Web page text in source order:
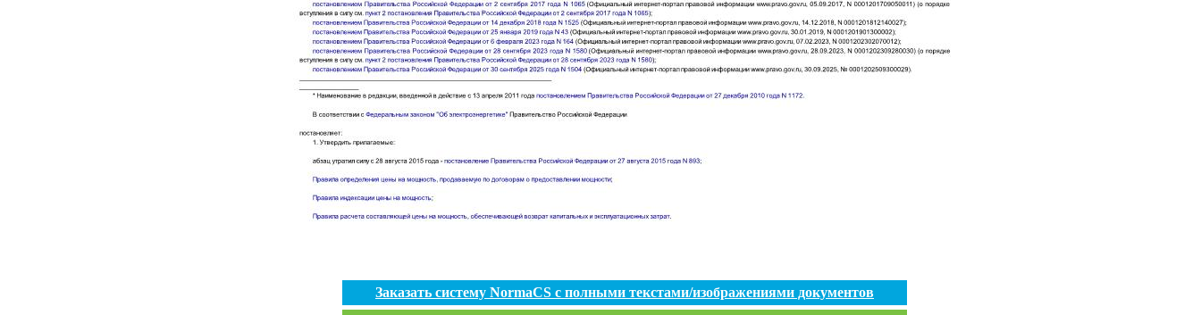
Заказать систему NormaCS с полными текстами/изображениями документов